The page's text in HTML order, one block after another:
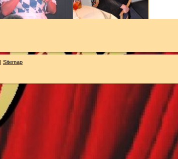
| Sitemap